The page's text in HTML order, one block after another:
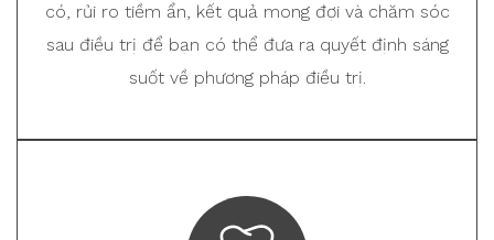
có, rủi ro tiềm ẩn, kết quả mong đợi và chăm sóc
sau điều trị để bạn có thể đưa ra quyết định sáng
suốt về phương pháp điều trị.